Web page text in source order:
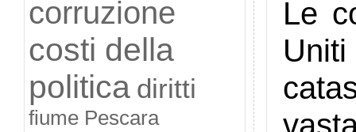
corruzione
costi della
politica diritti
fiume Pescara
Le